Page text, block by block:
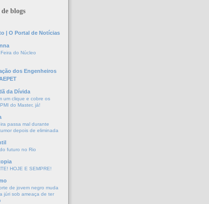
blogs
| O Portal de Notícias
do Núcleo
dos Engenheiros
da Dívida
um clique e cobre os
do Master, já!
passa mal durante
depois de eliminada
futuro no Rio
HOJE E SEMPRE!
de jovem negro muda
júri sob ameaça de ter